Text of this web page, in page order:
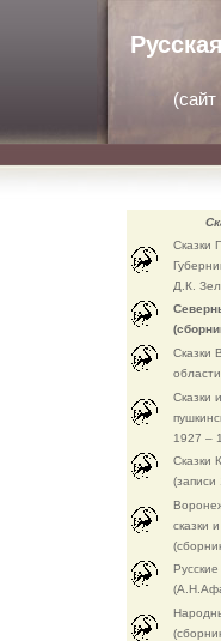
(сайт
Сказки
Д.К.
Сказки
области
Сказки
1927 –
Сказки
(записи
сказки